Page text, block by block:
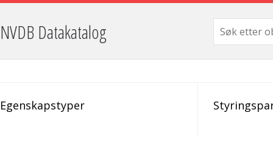
NVDB Datakatalog
Egenskapstyper